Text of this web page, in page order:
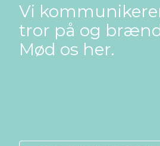
Vi
tror på og
Mød os her.